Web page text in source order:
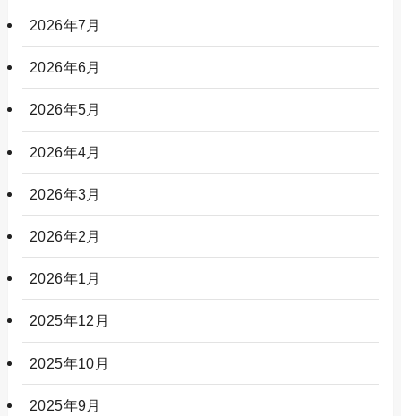
2026年7月
2026年6月
2026年5月
2026年4月
2026年3月
2026年2月
2026年1月
2025年12月
2025年10月
2025年9月